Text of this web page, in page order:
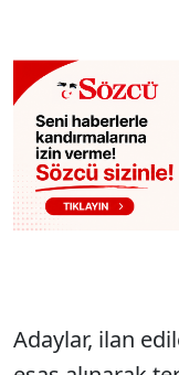
Adaylar, ilan